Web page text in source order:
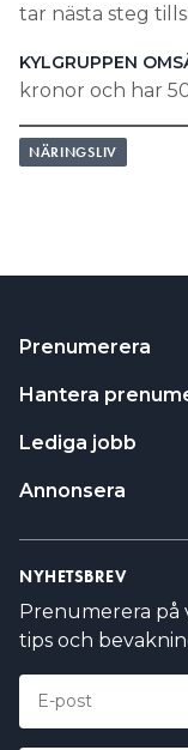
tar nästa steg
KYLGRUPPEN
kronor och har
NÄRINGSLIV
Prenumerera
Hantera
Lediga jobb
Annonsera
NYHETSBREV
Prenumerera på
tips och